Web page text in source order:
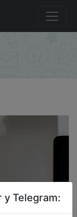
Ultrasonic Air
увоажнитель
у Telegram: